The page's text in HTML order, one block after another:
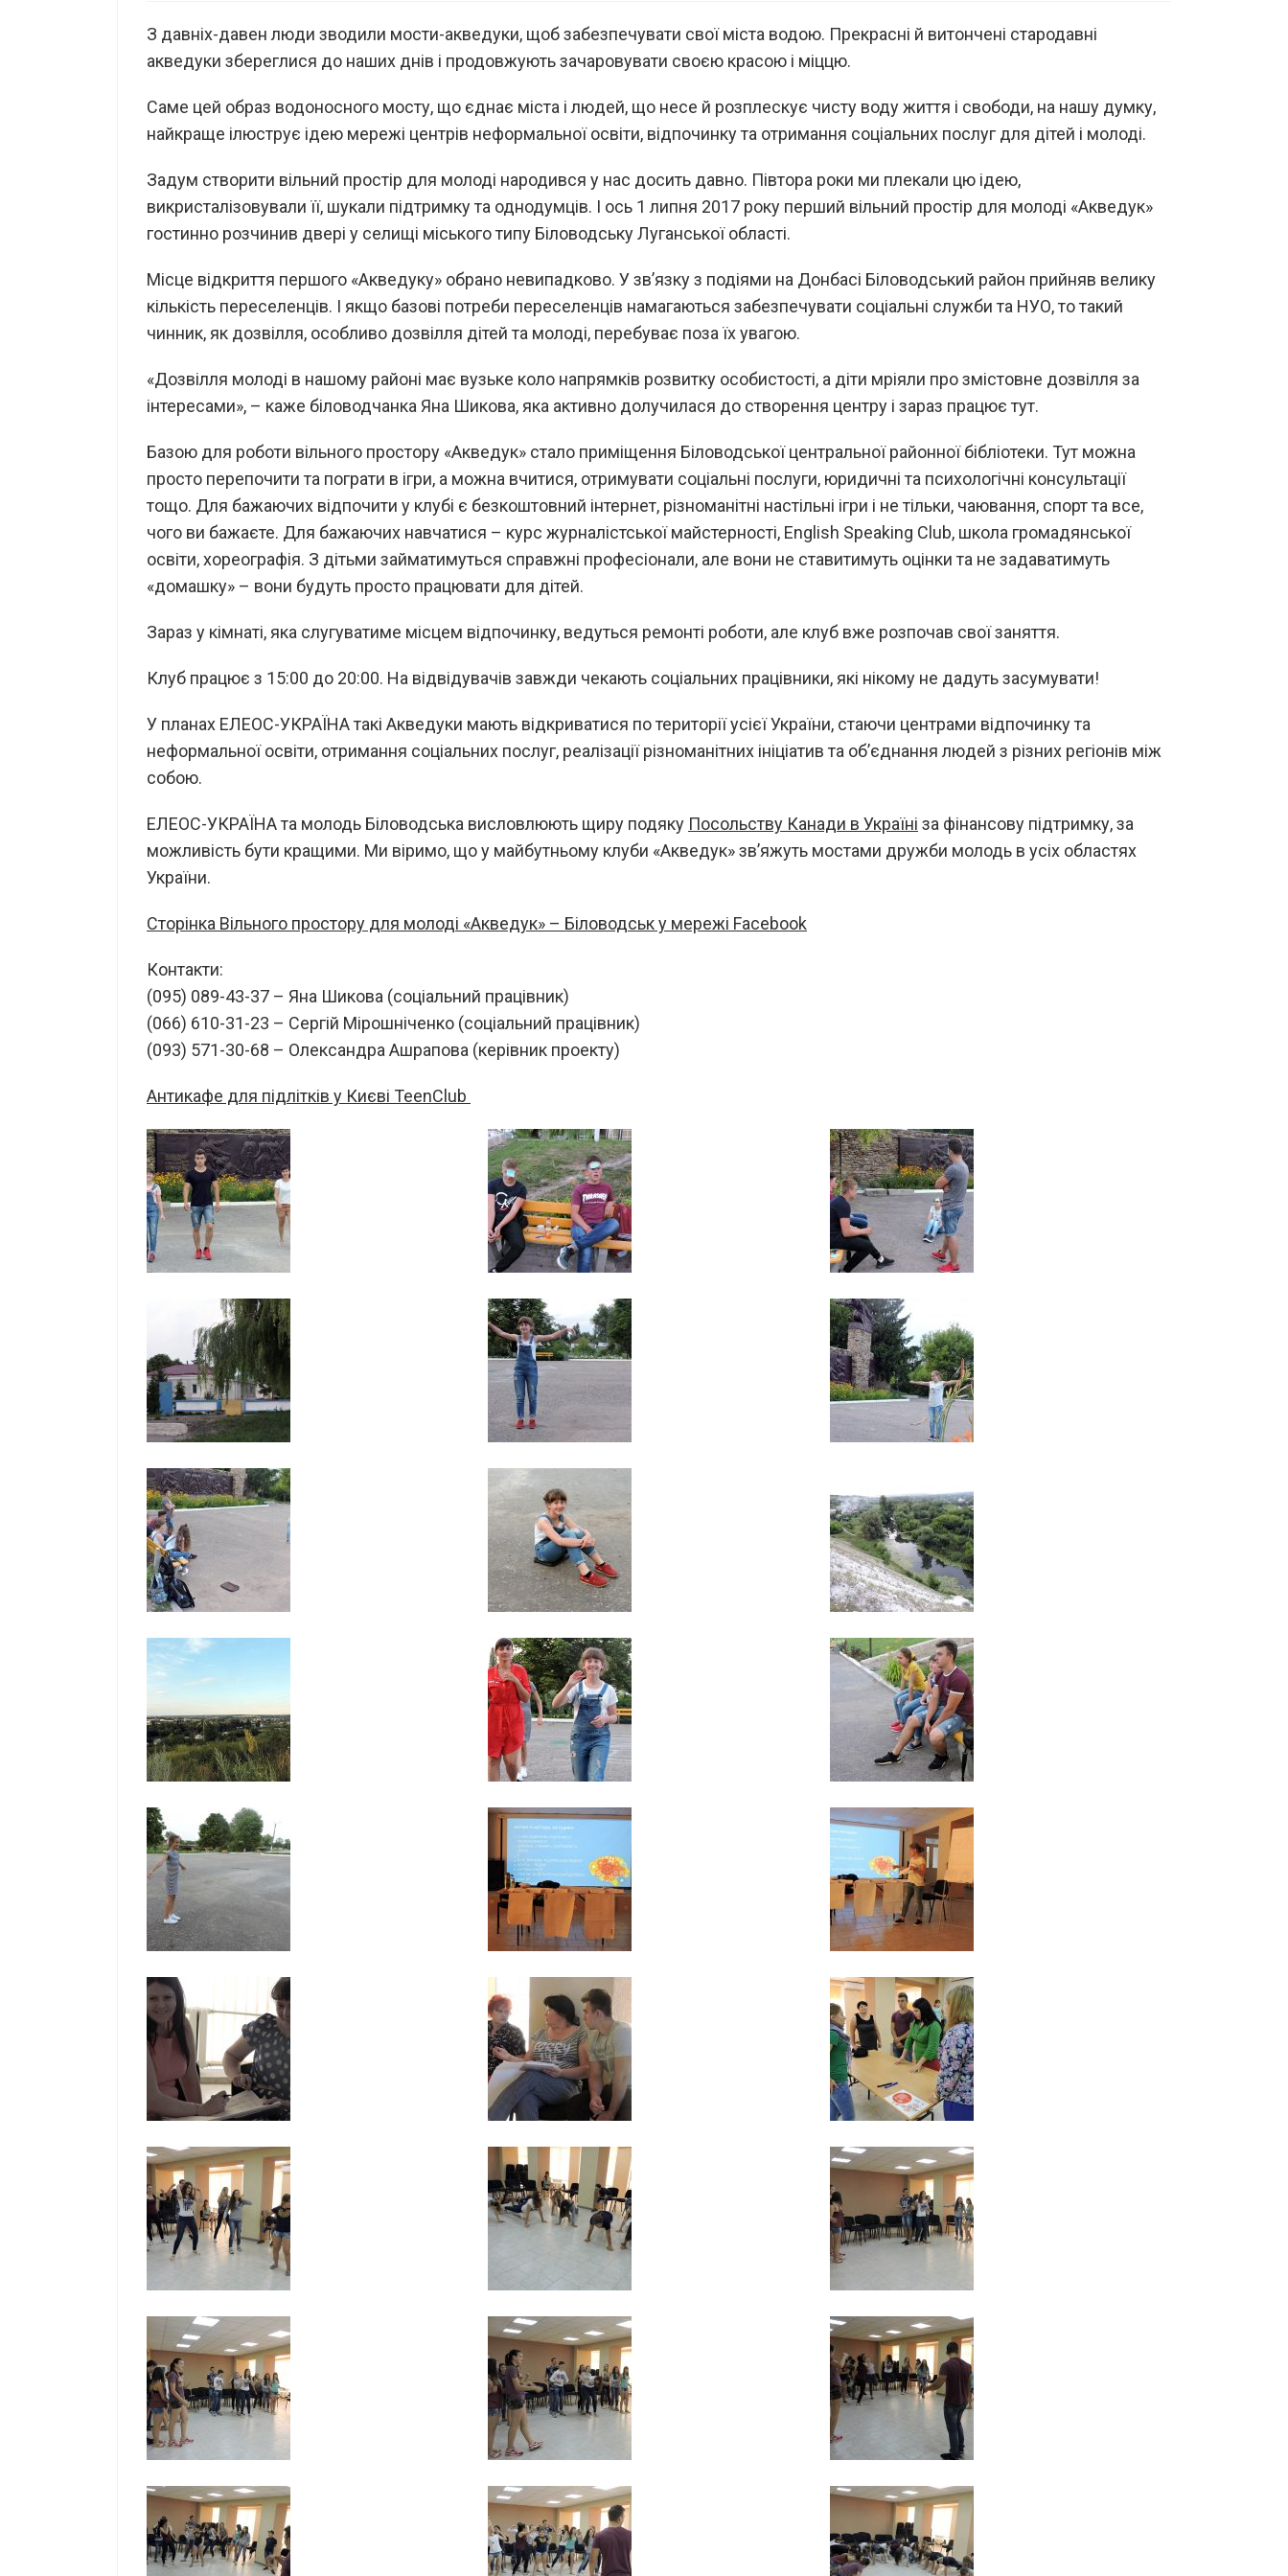
З давніх-давен люди зводили мости-акведуки, щоб забезпечувати свої міста водою. Прекрасні й витончені стародавні
акведуки збереглися до наших днів і продовжують зачаровувати своєю красою і міццю.
Саме цей образ водоносного мосту, що єднає міста і людей, що несе й розплескує чисту воду життя і свободи, на нашу думку,
найкраще ілюструє ідею мережі центрів неформальної освіти, відпочинку та отримання соціальних послуг для дітей і молоді.
Задум створити вільний простір для молоді народився у нас досить давно. Півтора роки ми плекали цю ідею,
викристалізовували її, шукали підтримку та однодумців. І ось 1 липня 2017 року перший вільний простір для молоді «Акведук»
гостинно розчинив двері у селищі міського типу Біловодську Луганської області.
Місце відкриття першого «Акведуку» обрано невипадково. У зв’язку з подіями на Донбасі Біловодський район прийняв велику
кількість переселенців. І якщо базові потреби переселенців намагаються забезпечувати соціальні служби та НУО, то такий
чинник, як дозвілля, особливо дозвілля дітей та молоді, перебуває поза їх увагою.
«Дозвілля молоді в нашому районі має вузьке коло напрямків розвитку особистості, а діти мріяли про змістовне дозвілля за
інтересами», – каже біловодчанка Яна Шикова, яка активно долучилася до створення центру і зараз працює тут.
Базою для роботи вільного простору «Акведук» стало приміщення Біловодської центральної районної бібліотеки. Тут можна
просто перепочити та пограти в ігри, а можна вчитися, отримувати соціальні послуги, юридичні та психологічні консультації
тощо. Для бажаючих відпочити у клубі є безкоштовний інтернет, різноманітні настільні ігри і не тільки, чаювання, спорт та все,
чого ви бажаєте. Для бажаючих навчатися – курс журналістської майстерності, English Speaking Club, школа громадянської
освіти, хореографія. З дітьми займатимуться справжні професіонали, але вони не ставитимуть оцінки та не задаватимуть
«домашку» – вони будуть просто працювати для дітей.
Зараз у кімнаті, яка слугуватиме місцем відпочинку, ведуться ремонті роботи, але клуб вже розпочав свої заняття.
Клуб працює з 15:00 до 20:00. На відвідувачів завжди чекають соціальних працівники, які нікому не дадуть засумувати!
У планах ЕЛЕОС-УКРАЇНА такі Акведуки мають відкриватися по території усієї України, стаючи центрами відпочинку та
неформальної освіти, отримання соціальних послуг, реалізації різноманітних ініціатив та об’єднання людей з різних регіонів між
собою.
ЕЛЕОС-УКРАЇНА та молодь Біловодська висловлюють щиру подяку Посольству Канади в Україні за фінансову підтримку, за
можливість бути кращими. Ми віримо, що у майбутньому клуби «Акведук» зв’яжуть мостами дружби молодь в усіх областях
України.
Сторінка Вільного простору для молоді «Акведук» – Біловодськ у мережі Facebook
Контакти:
(095) 089-43-37 – Яна Шикова (соціальний працівник)
(066) 610-31-23 – Сергій Мірошніченко (соціальний працівник)
(093) 571-30-68 – Олександра Ашрапова (керівник проекту)
Антикафе для підлітків у Києві TeenClub